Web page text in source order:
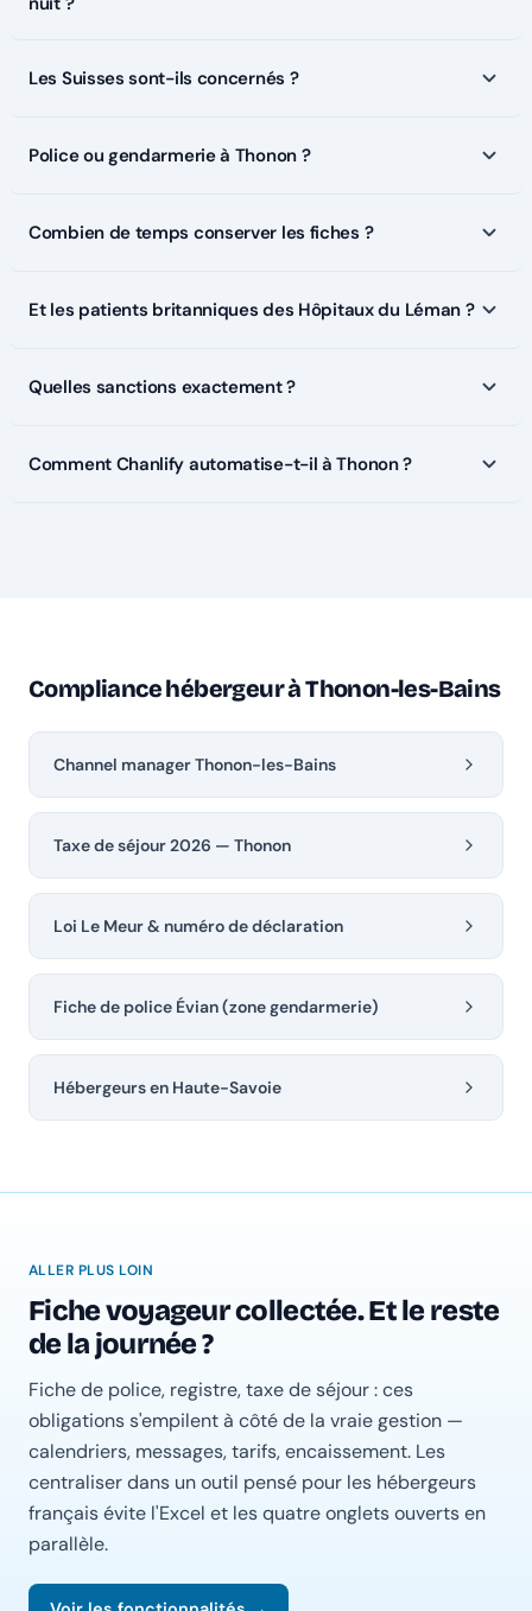
Les Suisses sont-ils concernés ?
Police ou gendarmerie à Thonon ?
Combien de temps conserver les fiches ?
Et les patients britanniques des Hôpitaux du Léman ?
Quelles sanctions exactement ?
Comment Chanlify automatise-t-il à Thonon ?
Compliance hébergeur à Thonon-les-Bains
Channel manager Thonon-les-Bains
Taxe de séjour 2026 — Thonon
Loi Le Meur & numéro de déclaration
Fiche de police Évian (zone gendarmerie)
Hébergeurs en Haute-Savoie
ALLER PLUS LOIN
Fiche voyageur collectée. Et le reste
de la journée ?
Fiche de police, registre, taxe de séjour : ces
obligations s'empilent à côté de la vraie gestion —
calendriers, messages, tarifs, encaissement. Les
centraliser dans un outil pensé pour les hébergeurs
français évite l'Excel et les quatre onglets ouverts en
parallèle.